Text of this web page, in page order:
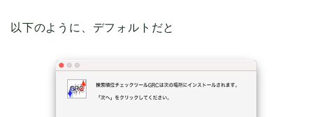
以下のように、デフォルトだと